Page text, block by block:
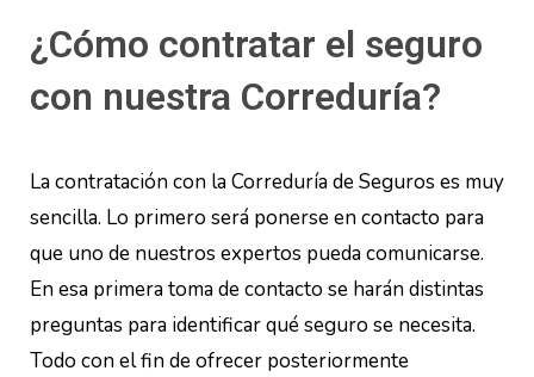
¿Cómo contratar el seguro
con nuestra Correduría?
La contratación con la Correduría de Seguros es muy
sencilla. Lo primero será ponerse en contacto para
que uno de nuestros expertos pueda comunicarse.
En esa primera toma de contacto se harán distintas
preguntas para identificar qué seguro se necesita.
Todo con el fin de ofrecer posteriormente